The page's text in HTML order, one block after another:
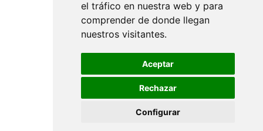
el tráfico en nuestra web y para
comprender de donde llegan
nuestros visitantes.
Aceptar
Rechazar
Configurar